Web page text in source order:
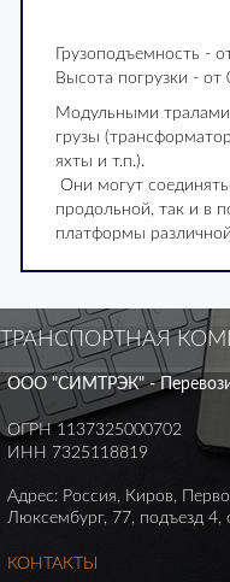
Грузоподъемность -
Высота погрузки - от
Модульными тралами
грузы
яхты и т.п.).
Они могут
продольной, так и в
платформы
ТРАНСПОРТНАЯ
ООО "СИМТРЭК" -
ОГРН 1137325000702
ИНН 7325118819
Адрес: Россия, Киров,
Люксембург, 77, подъезд 4,
КОНТАКТЫ